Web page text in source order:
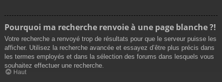
Pourquoi ma recherche renvoie à une page blanche ?!
Votre recherche a renvoyé trop de résultats pour que le serveur puisse les
afficher. Utilisez la recherche avancée et essayez d’être plus précis dans
les termes employés et dans la sélection des forums dans lesquels vous
souhaitez effectuer une recherche.
Haut